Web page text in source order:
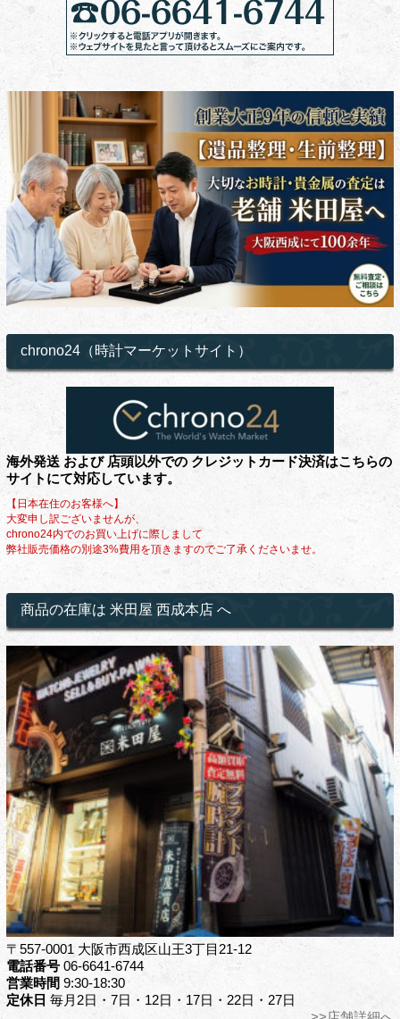
chrono24（時計マーケットサイト）
海外発送 および 店頭以外での クレジットカード決済はこちらの
サイトにて対応しています。
【日本在住のお客様へ】
大変申し訳ございませんが、
chrono24内でのお買い上げに際しまして
弊社販売価格の別途3%費用を頂きますのでご了承くださいませ。
商品の在庫は 米田屋 西成本店 へ
〒557-0001 大阪市西成区山王3丁目21-12
電話番号06-6641-6744
営業時間 9:30-18:30
定休日 毎月2日・7日・12日・17日・22日・27日